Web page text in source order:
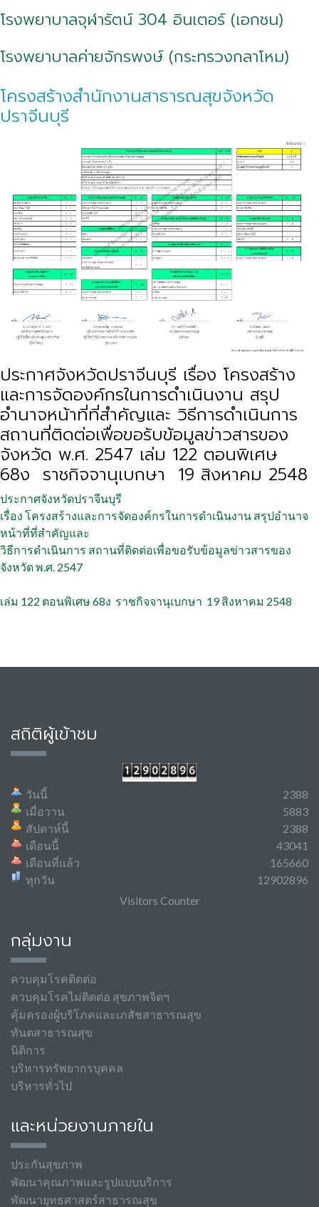
โรงพยาบาลจุฬารัตน์ 304 อินเตอร์ (เอกชน)
โรงพยาบาลค่ายจักรพงษ์ (กระทรวงกลาโหม)
โครงสร้างสำนักงานสาธารณสุขจังหวัด
ปราจีนบุรี
ประกาศจังหวัดปราจีนบุรี เรื่อง โครงสร้าง
และการจัดองค์กรในการดำเนินงาน สรุป
อำนาจหน้าที่ที่สำคัญและ วิธีการดำเนินการ
สถานที่ติดต่อเพื่อขอรับข้อมูลข่าวสารของ
จังหวัด พ.ศ. 2547 เล่ม 122 ตอนพิเศษ
68ง ราชกิจจานุเบกษา 19 สิงหาคม 2548
ประกาศจังหวัดปราจีนบุรี
เรื่อง โครงสร้างและการจัดองค์กรในการดำเนินงาน สรุปอำนาจ
หน้าที่ที่สำคัญและ
วิธีการดำเนินการ สถานที่ติดต่อเพื่อขอรับข้อมูลข่าวสารของ
จังหวัด พ.ศ. 2547
เล่ม 122 ตอนพิเศษ 68ง ราชกิจจานุเบกษา 19 สิงหาคม 2548
สถิติผู้เข้าชม
วันนี้
เมื่อวาน
สัปดาห์นี้
เดือนนี้
เดือนที่แล้ว
ทุกวัน
2388
5883
2388
43041
165660
12902896
Visitors Counter
กลุ่มงาน
ควบคุมโรคติดต่อ
ควบคุมโรคไม่ติดต่อ สุขภาพจิตฯ
คุ้มครองผู้บริโภคและเภสัชสาธารณสุข
ทันตสาธารณสุข
นิติการ
บริหารทรัพยากรบุคคล
บริหารทั่วไป
และหน่วยงานภายใน
ประกันสุขภาพ
พัฒนาคุณภาพและรูปแบบบริการ
พัฒนายุทธศาสตร์สาธารณสุข